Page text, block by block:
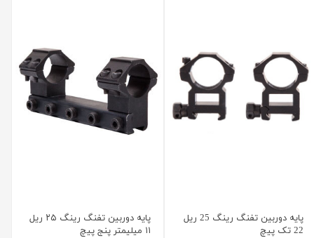
پایه دوربین تفنگ رینگ 25 ریل
22 تک پیچ
پایه دوربین تفنگ رینگ ۲۵ ریل
۱۱ میلیمتر پنج پیچ